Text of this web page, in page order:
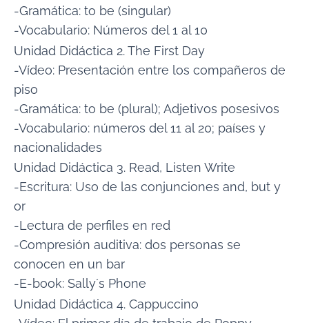
-Gramática: to be (singular)
-Vocabulario: Números del 1 al 10
Unidad Didáctica 2. The First Day
-Vídeo: Presentación entre los compañeros de
piso
-Gramática: to be (plural); Adjetivos posesivos
-Vocabulario: números del 11 al 20; países y
nacionalidades
Unidad Didáctica 3. Read, Listen Write
-Escritura: Uso de las conjunciones and, but y
or
-Lectura de perfiles en red
-Compresión auditiva: dos personas se
conocen en un bar
-E-book: Sally´s Phone
Unidad Didáctica 4. Cappuccino